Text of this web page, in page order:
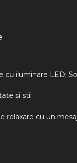
cu iluminare LED:
și stil
relaxare cu un